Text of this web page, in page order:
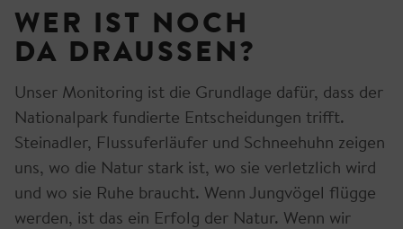
WER IST NOCH
DA DRAUSSEN?
Unser Monitoring ist die Grundlage dafür, dass der
Nationalpark fundierte Entscheidungen trifft.
Steinadler, Flussuferläufer und Schneehuhn zeigen
uns, wo die Natur stark ist, wo sie verletzlich wird
und wo sie Ruhe braucht. Wenn Jungvögel flügge
werden, ist das ein Erfolg der Natur. Wenn wir